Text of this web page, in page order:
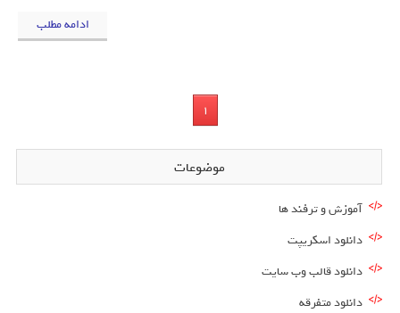
ادامه مطلب
1
موضوعات
آموزش و ترفند ها
دانلود اسکریپت
دانلود قالب وب سایت
دانلود متفرقه